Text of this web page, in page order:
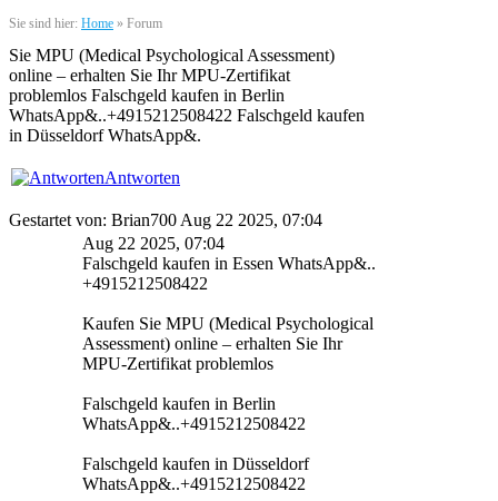
Sie sind hier: Home » Forum
Sie MPU (Medical Psychological Assessment)
online – erhalten Sie Ihr MPU-Zertifikat
problemlos Falschgeld kaufen in Berlin
WhatsApp&..+4915212508422 Falschgeld kaufen
in Düsseldorf WhatsApp&.
Antworten
Gestartet von: Brian700 Aug 22 2025, 07:04
Aug 22 2025, 07:04
Falschgeld kaufen in Essen WhatsApp&..
+4915212508422
Kaufen Sie MPU (Medical Psychological
Assessment) online – erhalten Sie Ihr
MPU-Zertifikat problemlos
Falschgeld kaufen in Berlin
WhatsApp&..+4915212508422
Falschgeld kaufen in Düsseldorf
WhatsApp&..+4915212508422